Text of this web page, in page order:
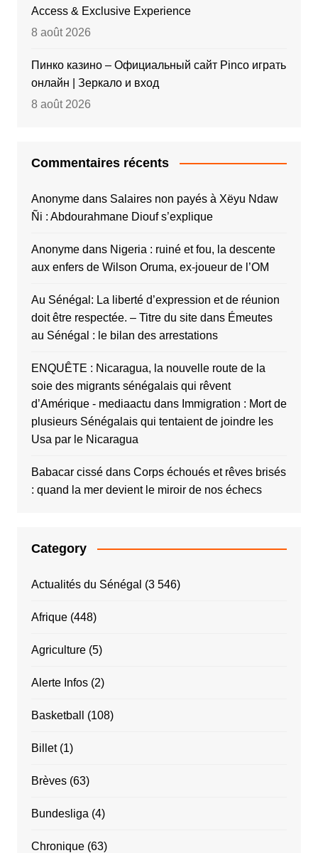
Access & Exclusive Experience
8 août 2026
Пинко казино – Официальный сайт Pinco играть
онлайн | Зеркало и вход
8 août 2026
Commentaires récents
Anonymedans Salaires non payés à Xëyu Ndaw
Ñi : Abdourahmane Diouf s’explique
Anonymedans Nigeria : ruiné et fou, la descente
aux enfers de Wilson Oruma, ex-joueur de l’OM
Au Sénégal: La liberté d’expression et de réunion
doit être respectée. – Titre du sitedans Émeutes
au Sénégal : le bilan des arrestations
ENQUÊTE : Nicaragua, la nouvelle route de la
soie des migrants sénégalais qui rêvent
d’Amérique - mediaactu dans Immigration : Mort de
plusieurs Sénégalais qui tentaient de joindre les
Usa par le Nicaragua
Babacar cissédans Corps échoués et rêves brisés
: quand la mer devient le miroir de nos échecs
Category
Actualités du Sénégal (3 546)
Afrique(448)
Agriculture(5)
Alerte Infos(2)
Basketball (108)
Billet(1)
Brèves(63)
Bundesliga (4)
Chronique(63)